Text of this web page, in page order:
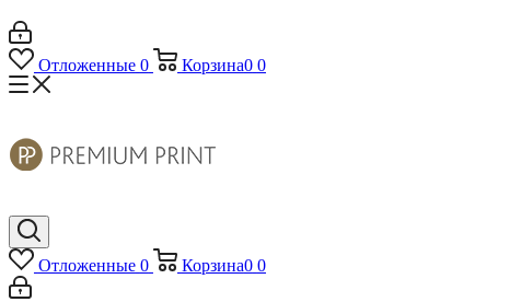
Отложенные 0 Корзина0 0
Отложенные 0 Корзина0 0